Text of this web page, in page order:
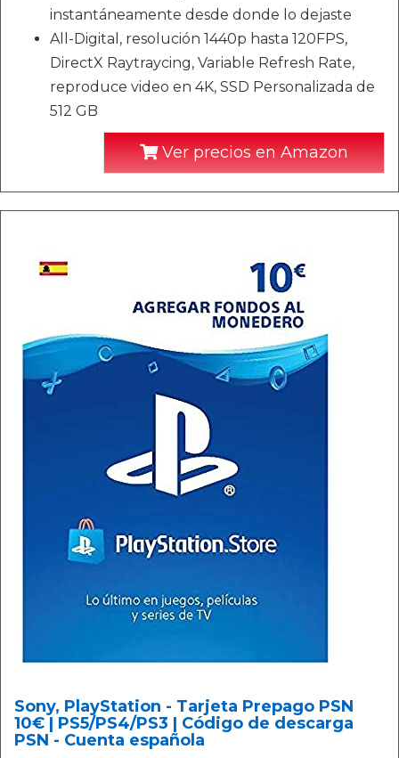
instantáneamente desde donde lo dejaste
All-Digital, resolución 1440p hasta 120FPS,
DirectX Raytraycing, Variable Refresh Rate,
reproduce video en 4K, SSD Personalizada de
512 GB
Ver precios en Amazon
Sony, PlayStation - Tarjeta Prepago PSN
10€ | PS5/PS4/PS3 | Código de descarga
PSN - Cuenta española